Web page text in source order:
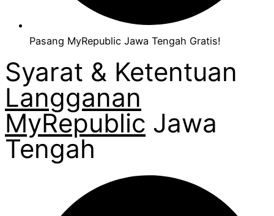
Pasang MyRepublic Jawa Tengah Gratis!
Syarat & Ketentuan
Langganan
MyRepublic Jawa
Tengah